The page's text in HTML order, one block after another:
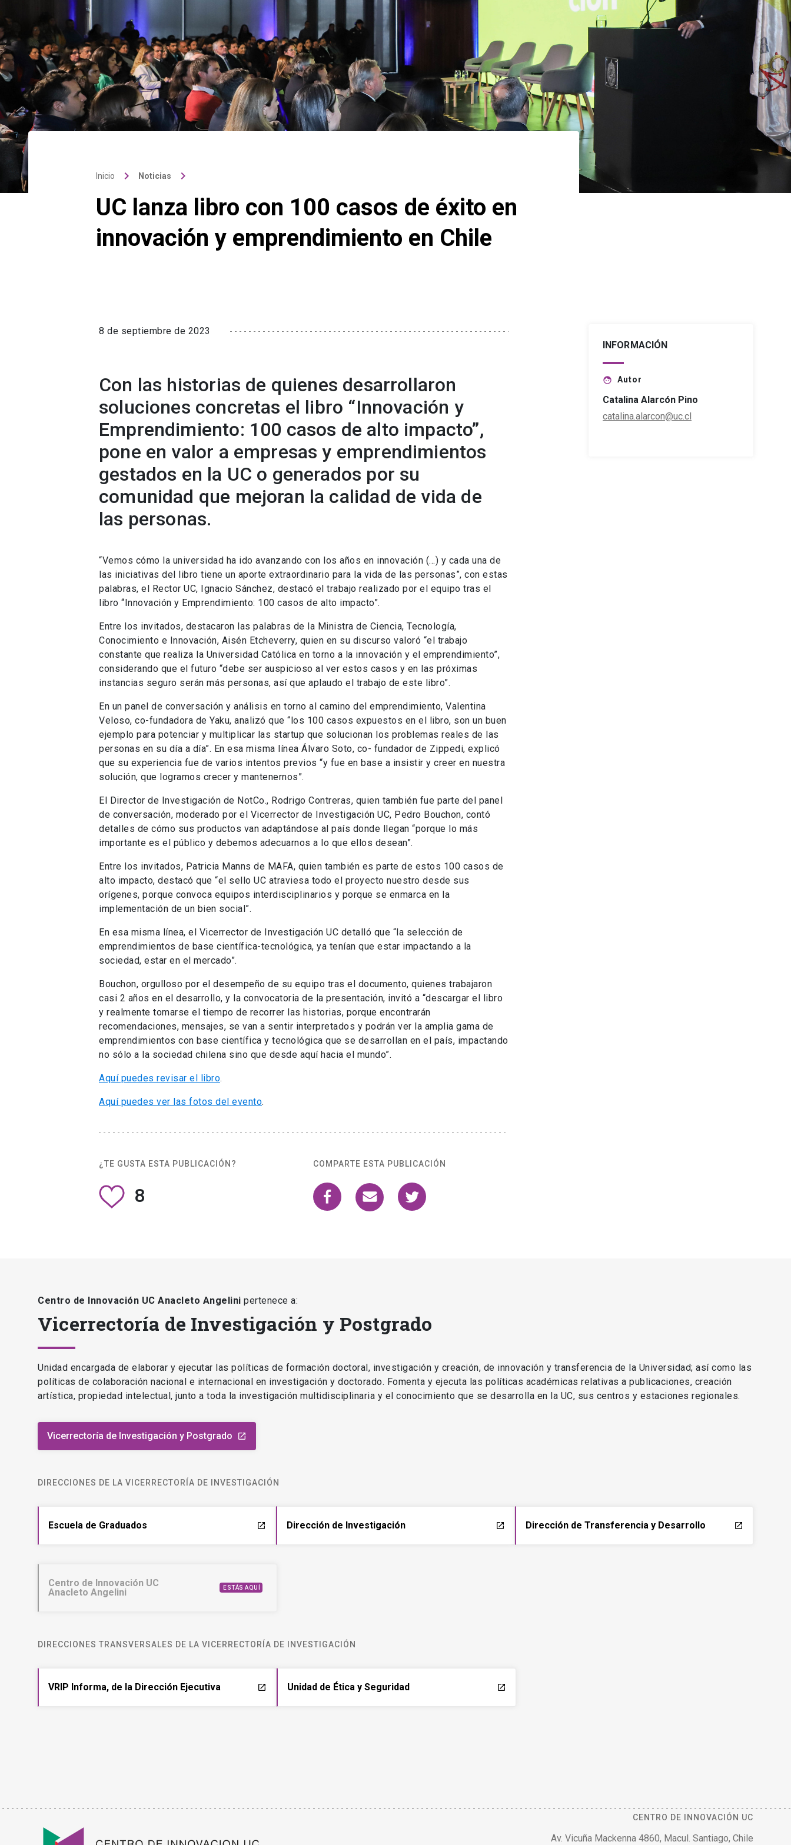
Inicio keyboard_arrow_right Noticias keyboard_arrow_right
UC lanza libro con 100 casos de éxito en
innovación y emprendimiento en Chile
8 de septiembre de 2023
Con las historias de quienes desarrollaron
soluciones concretas el libro “Innovación y
Emprendimiento: 100 casos de alto impacto”,
pone en valor a empresas y emprendimientos
gestados en la UC o generados por su
comunidad que mejoran la calidad de vida de
las personas.
“Vemos cómo la universidad ha ido avanzando con los años en innovación (…) y cada una de
las iniciativas del libro tiene un aporte extraordinario para la vida de las personas”, con estas
palabras, el Rector UC, Ignacio Sánchez, destacó el trabajo realizado por el equipo tras el
libro “Innovación y Emprendimiento: 100 casos de alto impacto”.
Entre los invitados, destacaron las palabras de la Ministra de Ciencia, Tecnología,
Conocimiento e Innovación, Aisén Etcheverry, quien en su discurso valoró “el trabajo
constante que realiza la Universidad Católica en torno a la innovación y el emprendimiento”,
considerando que el futuro “debe ser auspicioso al ver estos casos y en las próximas
instancias seguro serán más personas, así que aplaudo el trabajo de este libro”.
En un panel de conversación y análisis en torno al camino del emprendimiento, Valentina
Veloso, co-fundadora de Yaku, analizó que “los 100 casos expuestos en el libro, son un buen
ejemplo para potenciar y multiplicar las startup que solucionan los problemas reales de las
personas en su día a día”. En esa misma línea Álvaro Soto, co- fundador de Zippedi, explicó
que su experiencia fue de varios intentos previos “y fue en base a insistir y creer en nuestra
solución, que logramos crecer y mantenernos”.
El Director de Investigación de NotCo., Rodrigo Contreras, quien también fue parte del panel
de conversación, moderado por el Vicerrector de Investigación UC, Pedro Bouchon, contó
detalles de cómo sus productos van adaptándose al país donde llegan “porque lo más
importante es el público y debemos adecuarnos a lo que ellos desean”.
Entre los invitados, Patricia Manns de MAFA, quien también es parte de estos 100 casos de
alto impacto, destacó que “el sello UC atraviesa todo el proyecto nuestro desde sus
orígenes, porque convoca equipos interdisciplinarios y porque se enmarca en la
implementación de un bien social”.
En esa misma línea, el Vicerrector de Investigación UC detalló que “la selección de
emprendimientos de base científica-tecnológica, ya tenían que estar impactando a la
sociedad, estar en el mercado”.
Bouchon, orgulloso por el desempeño de su equipo tras el documento, quienes trabajaron
casi 2 años en el desarrollo, y la convocatoria de la presentación, invitó a “descargar el libro
y realmente tomarse el tiempo de recorrer las historias, porque encontrarán
recomendaciones, mensajes, se van a sentir interpretados y podrán ver la amplia gama de
emprendimientos con base científica y tecnológica que se desarrollan en el país, impactando
no sólo a la sociedad chilena sino que desde aquí hacia el mundo”.
Aquí puedes revisar el libro.
Aquí puedes ver las fotos del evento.
¿TE GUSTA ESTA PUBLICACIÓN?
8
COMPARTE ESTA PUBLICACIÓN
INFORMACIÓN
face Autor
Catalina Alarcón Pino
catalina.alarcon@uc.cl
Centro de Innovación UC Anacleto Angelini pertenece a:
Vicerrectoría de Investigación y Postgrado
Unidad encargada de elaborar y ejecutar las políticas de formación doctoral, investigación y creación, de innovación y transferencia de la Universidad; así como las
políticas de colaboración nacional e internacional en investigación y doctorado. Fomenta y ejecuta las políticas académicas relativas a publicaciones, creación
artística, propiedad intelectual, junto a toda la investigación multidisciplinaria y el conocimiento que se desarrolla en la UC, sus centros y estaciones regionales.
Vicerrectoría de Investigación y Postgrado launch
DIRECCIONES DE LA VICERRECTORÍA DE INVESTIGACIÓN
Escuela de Graduados launch Dirección de Investigación launch Dirección de Transferencia y Desarrollo launch
Centro de Innovación UC
Anacleto Angelini
ESTÁS AQUÍ
DIRECCIONES TRANSVERSALES DE LA VICERRECTORÍA DE INVESTIGACIÓN
VRIP Informa, de la Dirección Ejecutiva launch Unidad de Ética y Seguridad launch
CENTRO DE INNOVACIÓN UC
Av. Vicuña Mackenna 4860, Macul. Santiago, Chile